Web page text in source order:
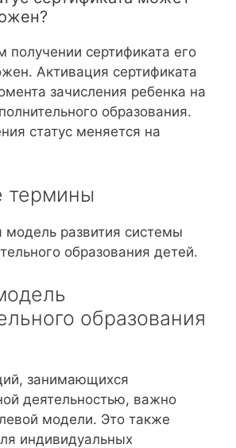
получении сертификата его
Активация сертификата
зачисления ребенка на
образования.
статус меняется на
термины
модель развития системы
образования детей.
образования
занимающихся
деятельностью, важно
модели. Это также
индивидуальных